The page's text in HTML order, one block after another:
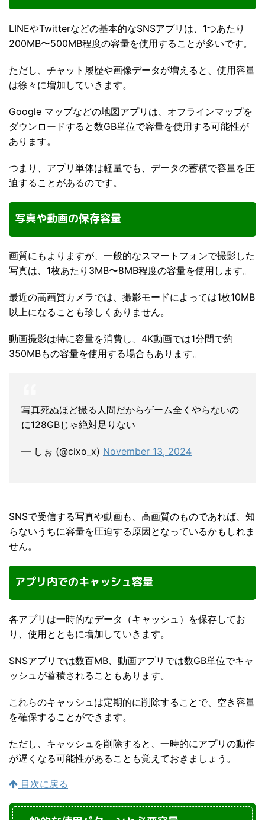
LINEやTwitterなどの基本的なSNSアプリは、1つあたり
200MB〜500MB程度の容量を使用することが多いです。
ただし、チャット履歴や画像データが増えると、使用容量
は徐々に増加していきます。
Google マップなどの地図アプリは、オフラインマップを
ダウンロードすると数GB単位で容量を使用する可能性が
あります。
つまり、アプリ単体は軽量でも、データの蓄積で容量を圧
迫することがあるのです。
写真や動画の保存容量
画質にもよりますが、一般的なスマートフォンで撮影した
写真は、1枚あたり3MB〜8MB程度の容量を使用します。
最近の高画質カメラでは、撮影モードによっては1枚10MB
以上になることも珍しくありません。
動画撮影は特に容量を消費し、4K動画では1分間で約
350MBもの容量を使用する場合もあります。
写真死ぬほど撮る人間だからゲーム全くやらないの
に128GBじゃ絶対足りない
— しぉ (@cixo_x) November 13, 2024
SNSで受信する写真や動画も、高画質のものであれば、知
らないうちに容量を圧迫する原因となっているかもしれま
せん。
アプリ内でのキャッシュ容量
各アプリは一時的なデータ（キャッシュ）を保存してお
り、使用とともに増加していきます。
SNSアプリでは数百MB、動画アプリでは数GB単位でキャ
ッシュが蓄積されることもあります。
これらのキャッシュは定期的に削除することで、空き容量
を確保することができます。
ただし、キャッシュを削除すると、一時的にアプリの動作
が遅くなる可能性があることも覚えておきましょう。
目次に戻る